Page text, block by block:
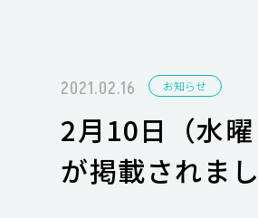
2021.02.16 お知らせ
2月10日（水
が掲載されま